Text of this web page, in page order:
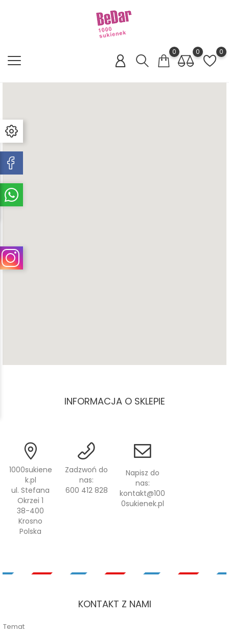
0 0 0
INFORMACJA O SKLEPIE
1000sukiene
k.pl
ul. Stefana
Okrzei 1
38-400
Krosno
Polska
Zadzwoń do
nas:
600 412 828
Napisz do
nas:
kontakt@100
0sukienek.pl
KONTAKT Z NAMI
Temat